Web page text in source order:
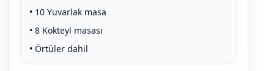
• 10 Yuvarlak masa
• 8 Kokteyl masası
• Örtüler dahil